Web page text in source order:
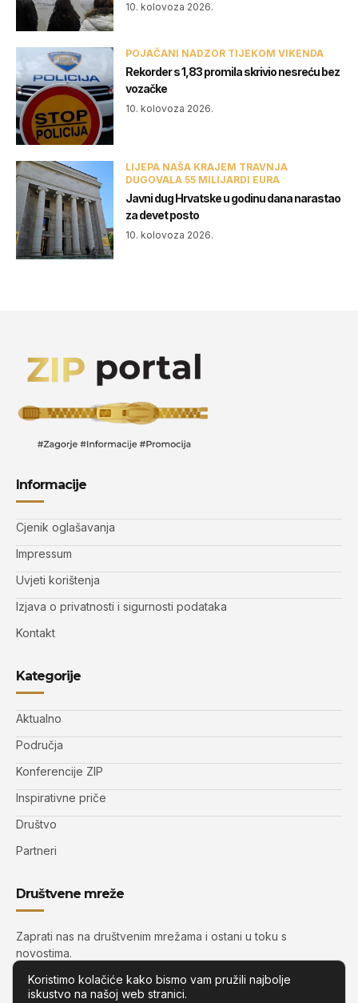
10. kolovoza 2026.
POJAČANI NADZOR TIJEKOM VIKENDA
Rekorder s 1,83 promila skrivio nesreću bez
vozačke
10. kolovoza 2026.
LIJEPA NAŠA KRAJEM TRAVNJA
DUGOVALA 55 MILIJARDI EURA
Javni dug Hrvatske u godinu dana narastao
za devet posto
10. kolovoza 2026.
Informacije
Cjenik oglašavanja
Impressum
Uvjeti korištenja
Izjava o privatnosti i sigurnosti podataka
Kontakt
Kategorije
Aktualno
Područja
Konferencije ZIP
Inspirativne priče
Društvo
Partneri
Društvene mreže
Zaprati nas na društvenim mrežama i ostani u toku s
novostima.
Koristimo kolačiće kako bismo vam pružili najbolje
iskustvo na našoj web stranici.